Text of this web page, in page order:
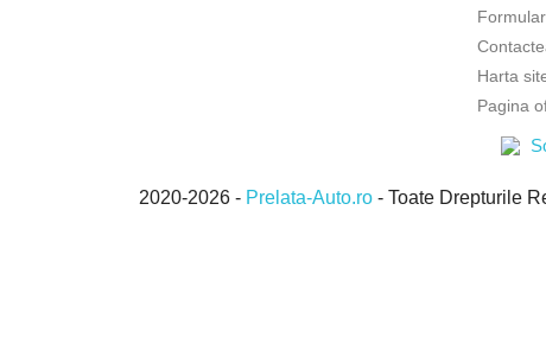
Harta
Pagina
2020-2026 - Prelata-Auto.ro - Toate Drepturile